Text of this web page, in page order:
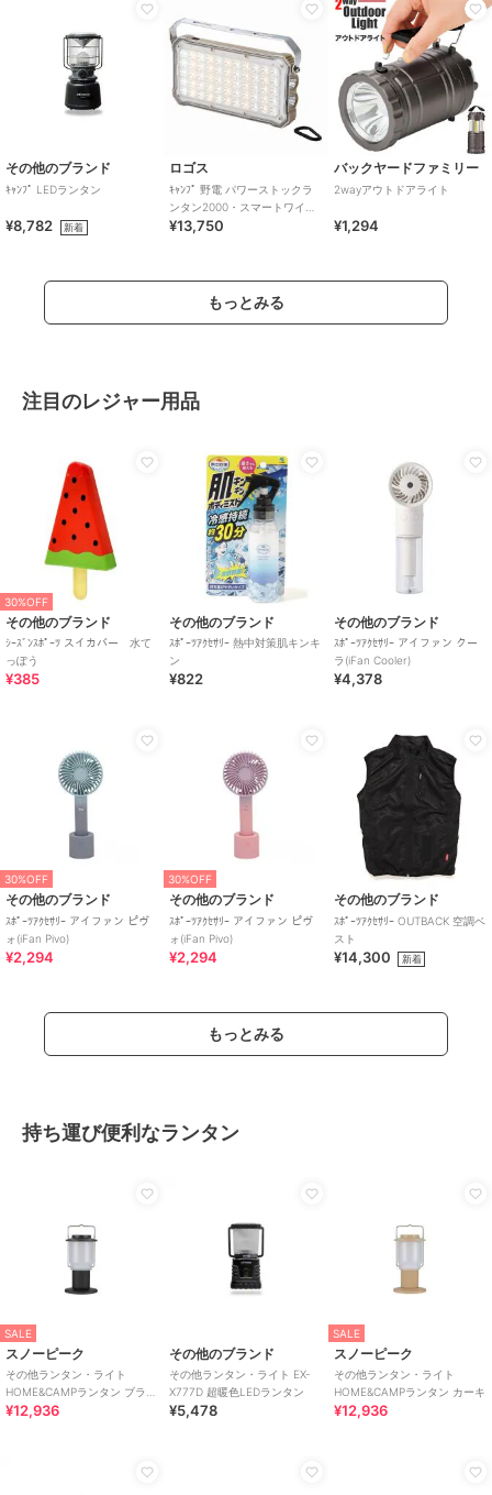
その他のブランド
ｷｬﾝﾌﾟ LEDランタン
¥8,782 新着
ロゴス
ｷｬﾝﾌﾟ 野電 パワーストックラ
ンタン2000・スマートワイヤ
レス
¥13,750
バックヤードファミリー
2wayアウトドアライト
¥1,294
もっとみる
注目のレジャー用品
30%OFF
その他のブランド
ｼｰｽﾞﾝｽﾎﾟｰﾂ スイカバー 水て
っぽう
¥385
その他のブランド
ｽﾎﾟｰﾂｱｸｾｻﾘｰ 熱中対策肌キンキ
ン
¥822
その他のブランド
ｽﾎﾟｰﾂｱｸｾｻﾘｰ アイファン クー
ラ(iFan Cooler)
¥4,378
30%OFF
その他のブランド
ｽﾎﾟｰﾂｱｸｾｻﾘｰ アイファン ピヴ
ォ(iFan Pivo)
¥2,294
30%OFF
その他のブランド
ｽﾎﾟｰﾂｱｸｾｻﾘｰ アイファン ピヴ
ォ(iFan Pivo)
¥2,294
その他のブランド
ｽﾎﾟｰﾂｱｸｾｻﾘｰ OUTBACK 空調ベ
スト
¥14,300 新着
もっとみる
持ち運び便利なランタン
SALE
スノーピーク
その他ランタン・ライト
HOME&CAMPランタン ブラッ
ク
¥12,936
その他のブランド
その他ランタン・ライト EX-
X777D 超暖色LEDランタン
¥5,478
SALE
スノーピーク
その他ランタン・ライト
HOME&CAMPランタン カーキ
¥12,936